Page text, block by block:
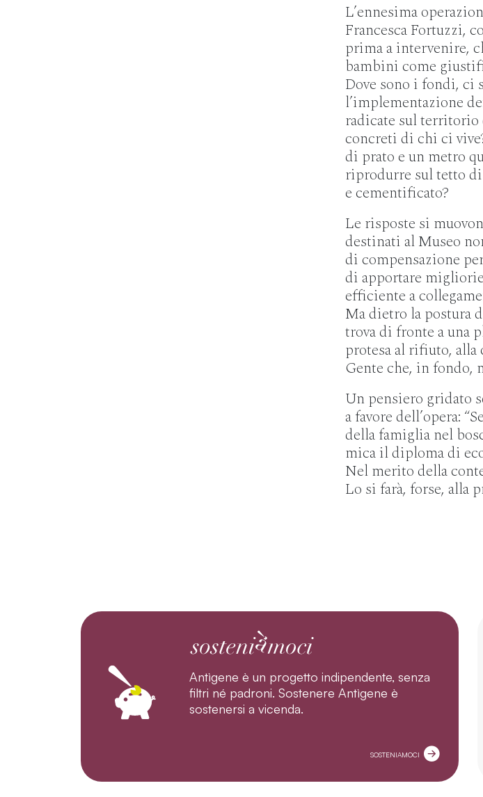
L’ennesima
Francesca Fortuzzi,
prima a intervenire,
bambini come
Dove sono i fondi,
l’implementazione
radicate sul
concreti di chi ci
di prato e un metro
riprodurre sul tetto
e cementificato?
Le risposte si
destinati al Museo
di compensazione
di apportare
efficiente a
Ma dietro la postura
trova di fronte a una
protesa al rifiuto,
Gente che, in fondo,
Un pensiero gridato
a favore dell’opera:
della famiglia nel
mica il diploma di
Nel merito della
Lo si farà, forse, alla
Antìgene è un progetto indipendente, senza
filtri né padroni. Sostenere Antìgene è
sostenersi a vicenda.
SOSTENIAMOCI